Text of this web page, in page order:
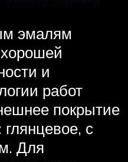
эмалям
и
работ
покрытие
глянцевое, с
Для